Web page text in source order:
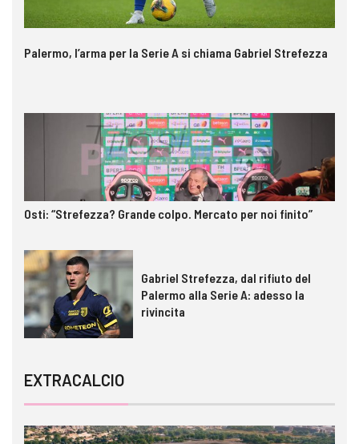
Palermo, l’arma per la Serie A si chiama Gabriel Strefezza
Osti: “Strefezza? Grande colpo. Mercato per noi finito”
Gabriel Strefezza, dal rifiuto del
Palermo alla Serie A: adesso la
rivincita
EXTRACALCIO